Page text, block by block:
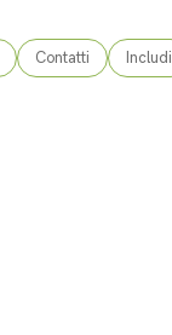
Contatti Includi